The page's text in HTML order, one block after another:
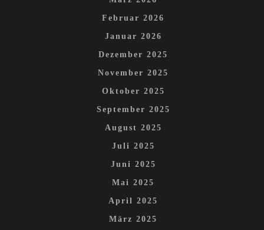
Februar 2026
Januar 2026
Dezember 2025
November 2025
Oktober 2025
September 2025
August 2025
Juli 2025
Juni 2025
Mai 2025
April 2025
März 2025